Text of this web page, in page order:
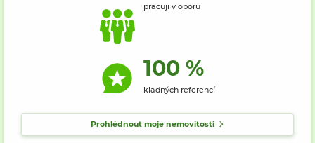
pracuji v oboru
100 %
kladných referencí
Prohlédnout moje nemovitosti